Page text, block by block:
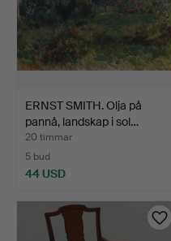
ERNST SMITH. Olja på
pannå, landskap i sol…
20 timmar
5 bud
44 USD